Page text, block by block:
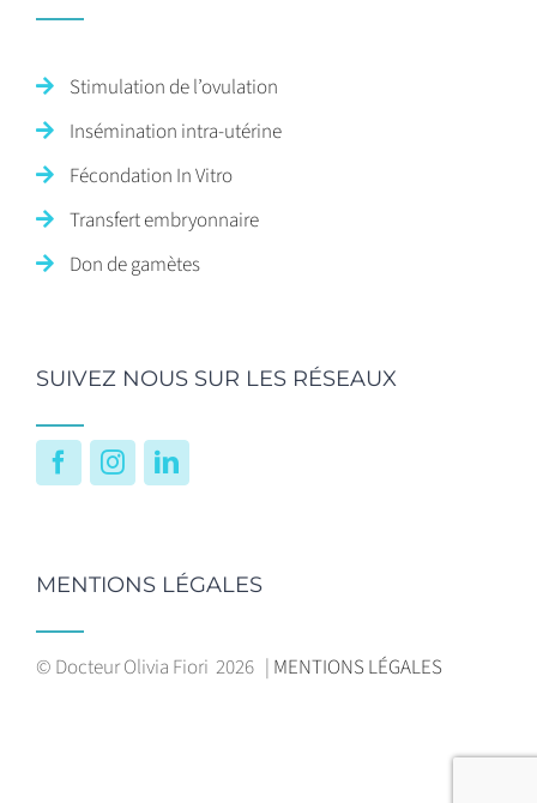
Stimulation de l’ovulation
Insémination intra-utérine
Fécondation In Vitro
Transfert embryonnaire
Don de gamètes
SUIVEZ NOUS SUR LES RÉSEAUX
FacebookInstagramLinkedIn
MENTIONS LÉGALES
© Docteur Olivia Fiori 2026 | MENTIONS LÉGALES